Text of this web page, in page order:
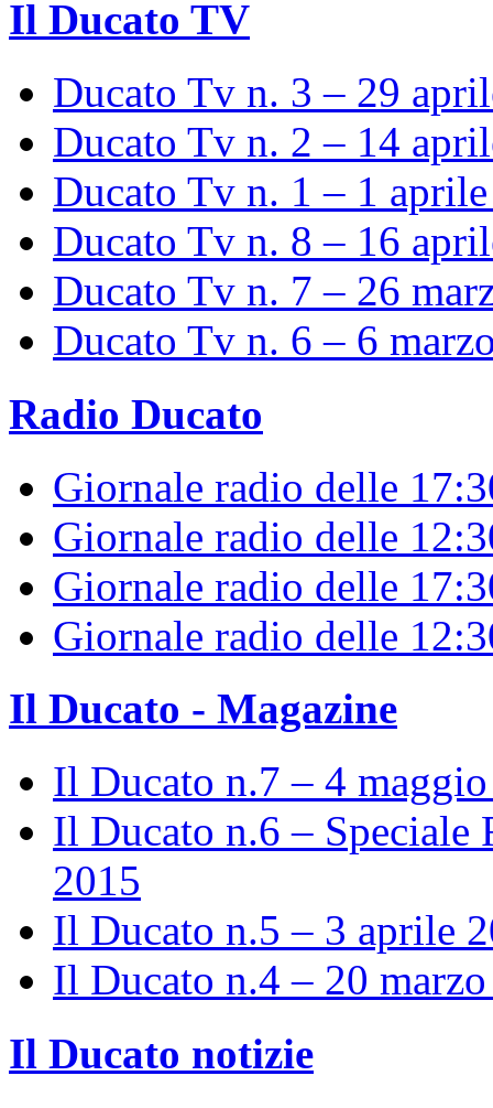
Il Ducato TV
Ducato Tv n. 3 – 29
Ducato Tv n. 2 – 14
Ducato Tv n. 1 – 1
Ducato Tv n. 8 – 16
Ducato Tv n. 7 – 26
Ducato Tv n. 6 – 6
Radio Ducato
Giornale radio delle
Giornale radio delle
Giornale radio delle
Giornale radio delle
Il Ducato - Magazine
Il Ducato n.7 – 4
Il Ducato n.6 – Speciale
2015
Il Ducato n.5 – 3 aprile
Il Ducato n.4 – 20
Il Ducato notizie